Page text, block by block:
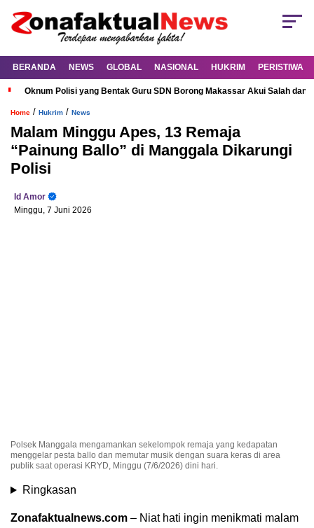
BERANDA NEWS GLOBAL NASIONAL HUKRIM PERISTIWA
Oknum Polisi yang Bentak Guru SDN Borong Makassar Akui Salah dan
Home / Hukrim / News
Malam Minggu Apes, 13 Remaja
“Painung Ballo” di Manggala Dikarungi
Polisi
Id Amor
Minggu, 7 Juni 2026
Polsek Manggala mengamankan sekelompok remaja yang kedapatan
menggelar pesta ballo dan memutar musik dengan suara keras di area
publik saat operasi KRYD, Minggu (7/6/2026) dini hari.
Ringkasan
Zonafaktualnews.com – Niat hati ingin menikmati malam